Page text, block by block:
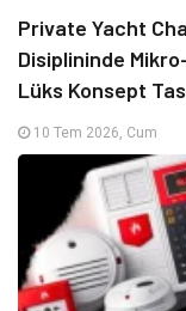
Private Yacht
Disiplininde
Lüks Konsept
10 Tem 2026, Cum